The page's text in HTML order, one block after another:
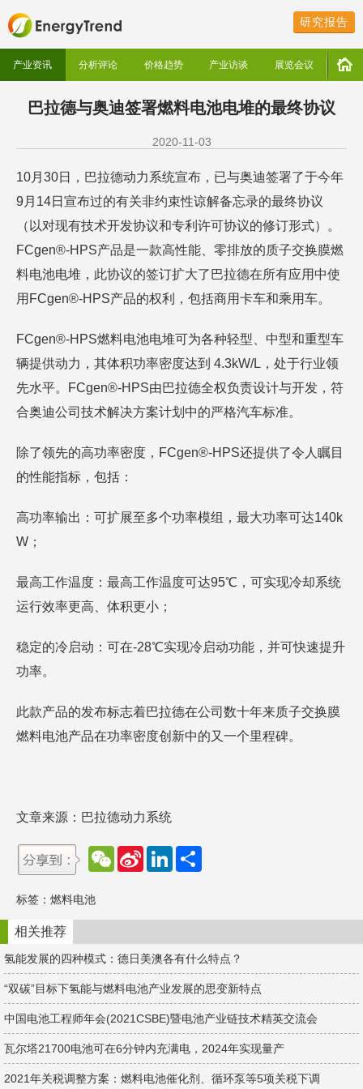
研究报告
产业资讯 分析评论 价格趋势 产业访谈 展览会议
巴拉德与奥迪签署燃料电池电堆的最终协议
2020-11-03
10月30日，巴拉德动力系统宣布，已与奥迪签署了于今年
9月14日宣布过的有关非约束性谅解备忘录的最终协议
（以对现有技术开发协议和专利许可协议的修订形式）。
FCgen®-HPS产品是一款高性能、零排放的质子交换膜燃
料电池电堆，此协议的签订扩大了巴拉德在所有应用中使
用FCgen®-HPS产品的权利，包括商用卡车和乘用车。
FCgen®-HPS燃料电池电堆可为各种轻型、中型和重型车
辆提供动力，其体积功率密度达到 4.3kW/L，处于行业领
先水平。FCgen®-HPS由巴拉德全权负责设计与开发，符
合奥迪公司技术解决方案计划中的严格汽车标准。
除了领先的高功率密度，FCgen®-HPS还提供了令人瞩目
的性能指标，包括：
高功率输出：可扩展至多个功率模组，最大功率可达140k
W；
最高工作温度：最高工作温度可达95℃，可实现冷却系统
运行效率更高、体积更小；
稳定的冷启动：可在-28℃实现冷启动功能，并可快速提升
功率。
此款产品的发布标志着巴拉德在公司数十年来质子交换膜
燃料电池产品在功率密度创新中的又一个里程碑。
文章来源：巴拉德动力系统
W
e
t
S
e
b
o
L
d
n
标签： 燃料电池
相关推荐
氢能发展的四种模式：德日美澳各有什么特点？
“双碳”目标下氢能与燃料电池产业发展的思变新特点
中国电池工程师年会(2021CSBE)暨电池产业链技术精英交流会
瓦尔塔21700电池可在6分钟内充满电，2024年实现量产
2021年关税调整方案：燃料电池催化剂、循环泵等5项关税下调